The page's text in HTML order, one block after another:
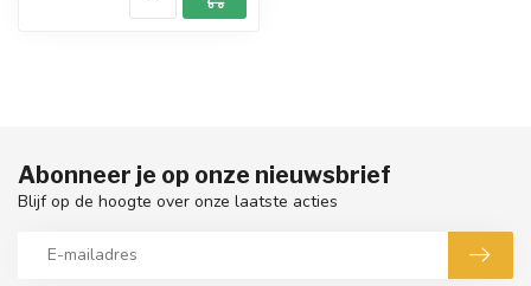
Abonneer je op onze nieuwsbrief
Blijf op de hoogte over onze laatste acties